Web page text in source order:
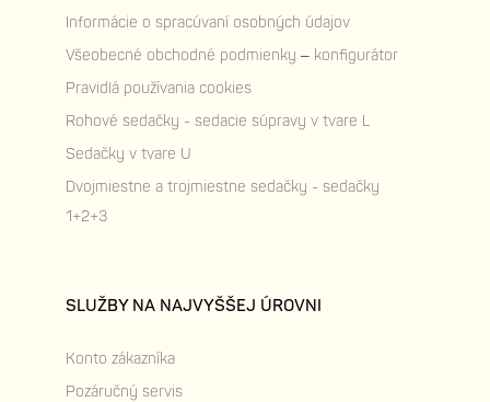
Informácie o spracúvaní osobných údajov
Všeobecné obchodné podmienky – konfigurátor
Pravidlá používania cookies
Rohové sedačky - sedacie súpravy v tvare L
Sedačky v tvare U
Dvojmiestne a trojmiestne sedačky - sedačky
1+2+3
SLUŽBY NA NAJVYŠŠEJ ÚROVNI
Konto zákazníka
Pozáručný servis